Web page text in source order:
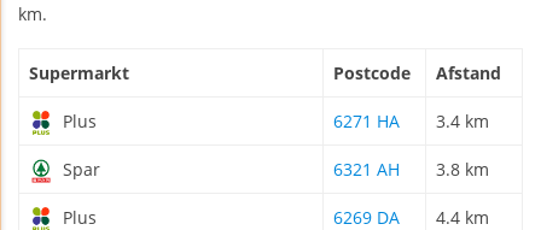
km.
Supermarkt Postcode Afstand
Plus 6271 HA 3.4 km
Spar 6321 AH 3.8 km
Plus 6269 DA 4.4 km